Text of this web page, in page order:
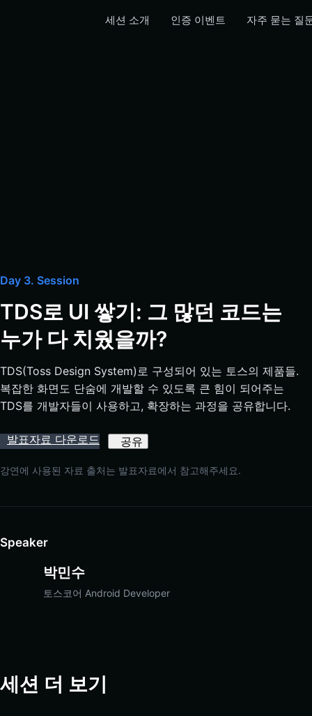
세션 소개 인증 이벤트 자주 묻는 질
Day 3. Session
TDS로 UI 쌓기: 그 많던 코드는
누가 다 치웠을까?
TDS(Toss Design System)로 구성되어 있는 토스의 제품들.
복잡한 화면도 단숨에 개발할 수 있도록 큰 힘이 되어주는
TDS를 개발자들이 사용하고, 확장하는 과정을 공유합니다.
발표자료 다운로드 공유
강연에 사용된 자료 출처는 발표자료에서 참고해주세요.
Speaker
박민수
토스코어 Android Developer
세션 더 보기